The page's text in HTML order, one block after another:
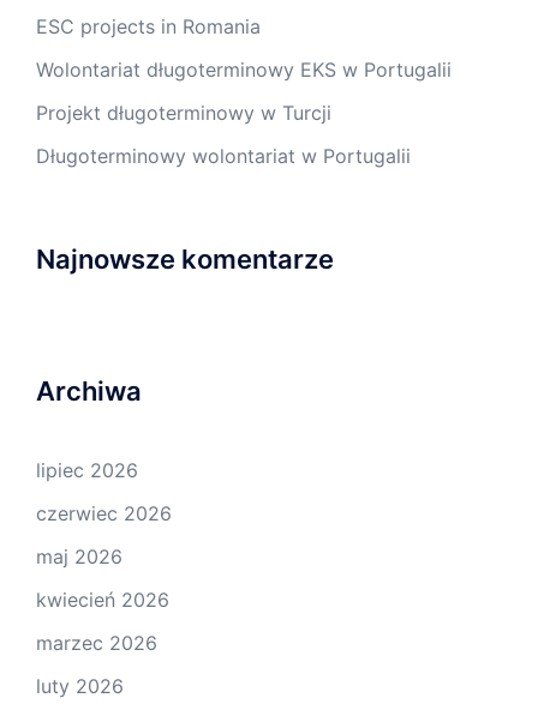
ESC projects in Romania
Wolontariat długoterminowy EKS w Portugalii
Projekt długoterminowy w Turcji
Długoterminowy wolontariat w Portugalii
Najnowsze komentarze
Archiwa
lipiec 2026
czerwiec 2026
maj 2026
kwiecień 2026
marzec 2026
luty 2026